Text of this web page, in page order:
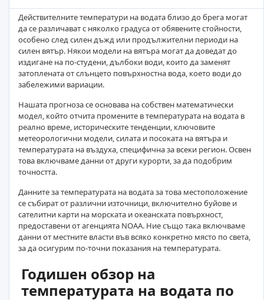
Действителните температури на водата близо до брега могат
да се различават с няколко градуса от обявените стойности,
особено след силен дъжд или продължителни периоди на
силен вятър. Някои модели на вятъра могат да доведат до
издигане на по-студени, дълбоки води, които да заменят
затоплената от слънцето повърхностна вода, което води до
забележими вариации.
Нашата прогноза се основава на собствен математически
модел, който отчита промените в температурата на водата в
реално време, историческите тенденции, ключовите
метеорологични модели, силата и посоката на вятъра и
температурата на въздуха, специфична за всеки регион. Освен
това включваме данни от други курорти, за да подобрим
точността.
Данните за температурата на водата за това местоположение
се събират от различни източници, включително буйове и
сателитни карти на морската и океанската повърхност,
предоставени от агенцията NOAA. Ние също така включваме
данни от местните власти във всяко конкретно място по света,
за да осигурим по-точни показания на температурата.
Годишен обзор на
температурата на водата по